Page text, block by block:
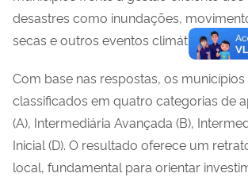
desastres como inundações,
secas e outros eventos climáticos
Com base nas respostas, os municípios
classificados em quatro categorias de
(A), Intermediária Avançada (B),
Inicial (D). O resultado oferece um
local, fundamental para orientar